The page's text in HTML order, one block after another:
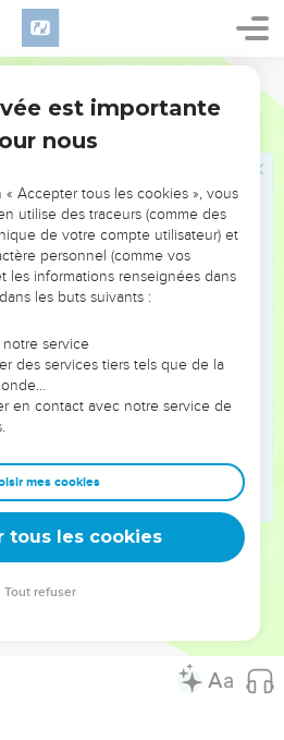
autrefois désobéi à Dieu et que
avez maintenant obtenu
désobéi, afin d’obtenir
par la miséricorde qui
les hommes dans la
miséricorde à tous.
de Dieu
de la sagesse et de la
ses jugements sont insondables
! En effet,
Seigneur, Ou qui a été son
pour lui ! A lui la gloire dans tous
1978, avec autorisation. Pour vous procurer
est importante
nous
Accepter tous les cookies », vous
utilise des traceurs (comme des
de votre compte utilisateur) et
personnel (comme vos
les informations renseignées dans
les buts suivants :
service
des services tiers tels que de la
en contact avec notre service de
mes cookies
tous les cookies
Tout refuser